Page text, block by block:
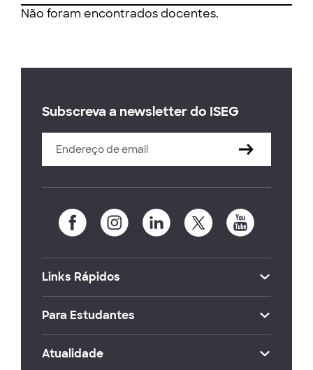
Não foram encontrados docentes.
Subscreva a newsletter do ISEG
Links Rápidos
Para Estudantes
Atualidade